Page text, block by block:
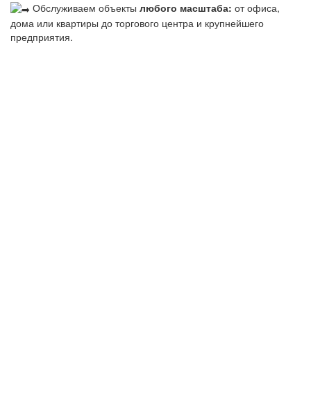
Обслуживаем объекты любого масштаба: от офиса,
дома или квартиры до торгового центра и крупнейшего
предприятия.